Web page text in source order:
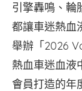
引擎轟鳴、輪
都讓車迷熱血
舉辦「2026
熱血車迷血液
會員打造的年